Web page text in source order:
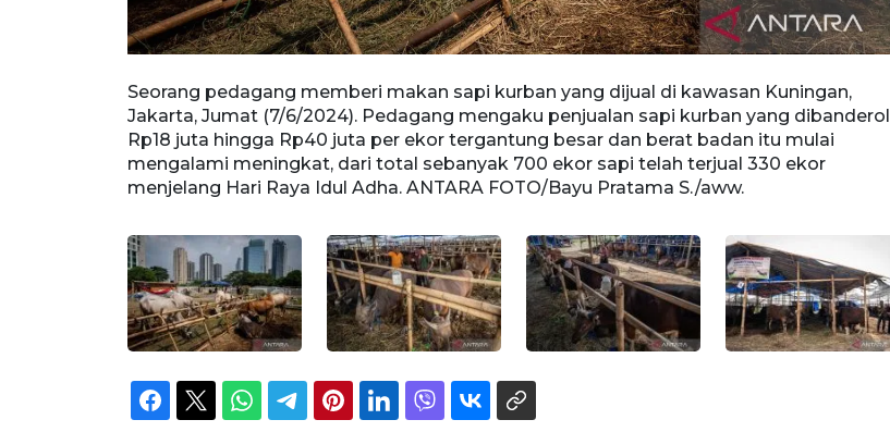
Seorang pedagang memberi makan sapi kurban yang dijual di kawasan Kuningan,
Jakarta, Jumat (7/6/2024). Pedagang mengaku penjualan sapi kurban yang dibanderol
Rp18 juta hingga Rp40 juta per ekor tergantung besar dan berat badan itu mulai
mengalami meningkat, dari total sebanyak 700 ekor sapi telah terjual 330 ekor
menjelang Hari Raya Idul Adha. ANTARA FOTO/Bayu Pratama S./aww.